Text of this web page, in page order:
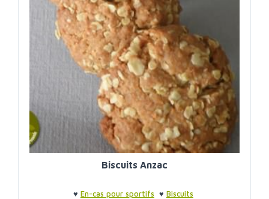
Biscuits Anzac
♥ En-cas pour sportifs ♥ Biscuits